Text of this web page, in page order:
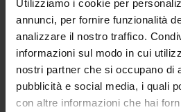
Utilizziamo i cookie per
annunci, per fornire funzionalità
analizzare il nostro traffico.
informazioni sul modo in cui
nostri partner che si occupano di
pubblicità e social media, i quali
con altre informazioni che hai
Prodotti correlati